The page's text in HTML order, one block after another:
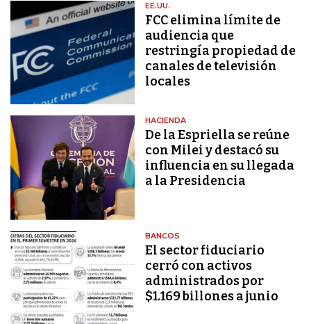
EE.UU.
FCC elimina límite de
audiencia que
restringía propiedad de
canales de televisión
locales
HACIENDA
De la Espriella se reúne
con Milei y destacó su
influencia en su llegada
a la Presidencia
BANCOS
El sector fiduciario
cerró con activos
administrados por
$1.169 billones a junio